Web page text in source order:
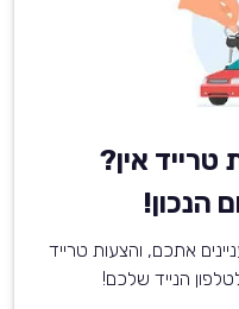
אין?
הנכון!
אתכם, והצעות טרייד
הנייד שלכם!